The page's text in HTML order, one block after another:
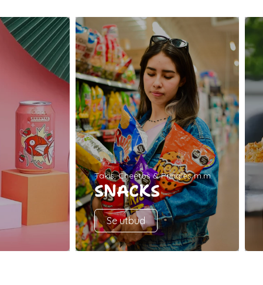
SNACKS
Takis, Cheetos & Pringles m.m.
Se utbud